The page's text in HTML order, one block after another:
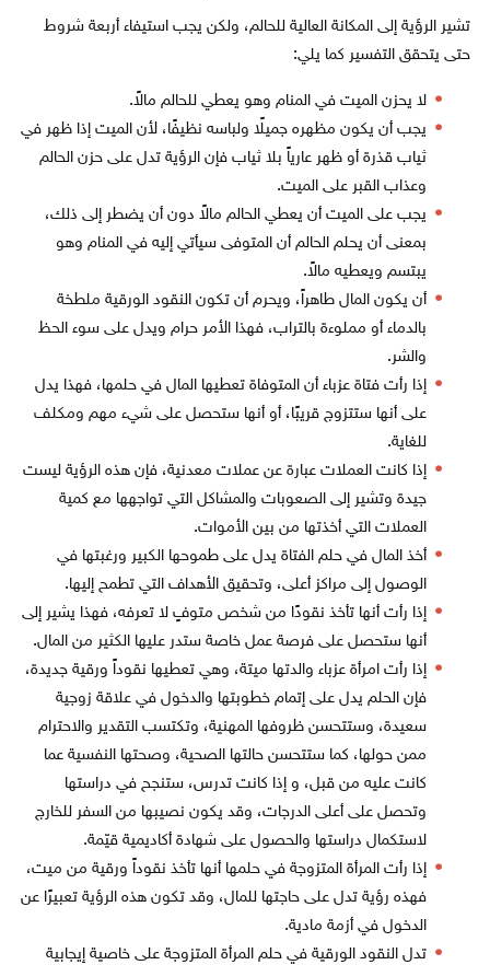
تشير الرؤية إلى المكانة العالية للحالم، ولكن يجب استيفاء أربعة شروط
حتى يتحقق التفسير كما يلي:
لا يحزن الميت في المنام وهو يعطي للحالم مالاً.
يجب أن يكون مظهره جميلًا ولباسه نظيفًا، لأن الميت إذا ظهر في
ثياب قذرة أو ظهر عارياً بلا ثياب فإن الرؤية تدل على حزن الحالم
وعذاب القبر على الميت.
يجب على الميت أن يعطي الحالم مالاً دون أن يضطر إلى ذلك،
بمعنى أن يحلم الحالم أن المتوفى سيأتي إليه في المنام وهو
يبتسم ويعطيه مالاً.
أن يكون المال طاهراً، ويحرم أن تكون النقود الورقية ملطخة
بالدماء أو مملوءة بالتراب، فهذا الأمر حرام ويدل على سوء الحظ
والشر.
إذا رأت فتاة عزباء أن المتوفاة تعطيها المال في حلمها، فهذا يدل
على أنها ستتزوج قريبًا، أو أنها ستحصل على شيء مهم ومكلف
للغاية.
إذا كانت العملات عبارة عن عملات معدنية، فإن هذه الرؤية ليست
جيدة وتشير إلى الصعوبات والمشاكل التي تواجهها مع كمية
العملات التي أخذتها من بين الأموات.
أخذ المال في حلم الفتاة يدل على طموحها الكبير ورغبتها في
الوصول إلى مراكز أعلى، وتحقيق الأهداف التي تطمح إليها.
إذا رأت أنها تأخذ نقودًا من شخص متوفٍ لا تعرفه، فهذا يشير إلى
أنها ستحصل على فرصة عمل خاصة ستدر عليها الكثير من المال.
إذا رأت امرأة عزباء والدتها ميتة، وهي تعطيها نقوداً ورقية جديدة،
فإن الحلم يدل على إتمام خطوبتها والدخول في علاقة زوجية
سعيدة، وستتحسن ظروفها المهنية، وتكتسب التقدير والاحترام
ممن حولها، كما ستتحسن حالتها الصحية، وصحتها النفسية عما
كانت عليه من قبل، و إذا كانت تدرس، ستنجح في دراستها
وتحصل على أعلى الدرجات، وقد يكون نصيبها من السفر للخارج
لاستكمال دراستها والحصول على شهادة أكاديمية قيّمة.
إذا رأت المرأة المتزوجة في حلمها أنها تأخذ نقوداً ورقية من ميت،
فهذه رؤية تدل على حاجتها للمال، وقد تكون هذه الرؤية تعبيرًا عن
الدخول في أزمة مادية.
تدل النقود الورقية في حلم المرأة المتزوجة على خاصية إيجابية